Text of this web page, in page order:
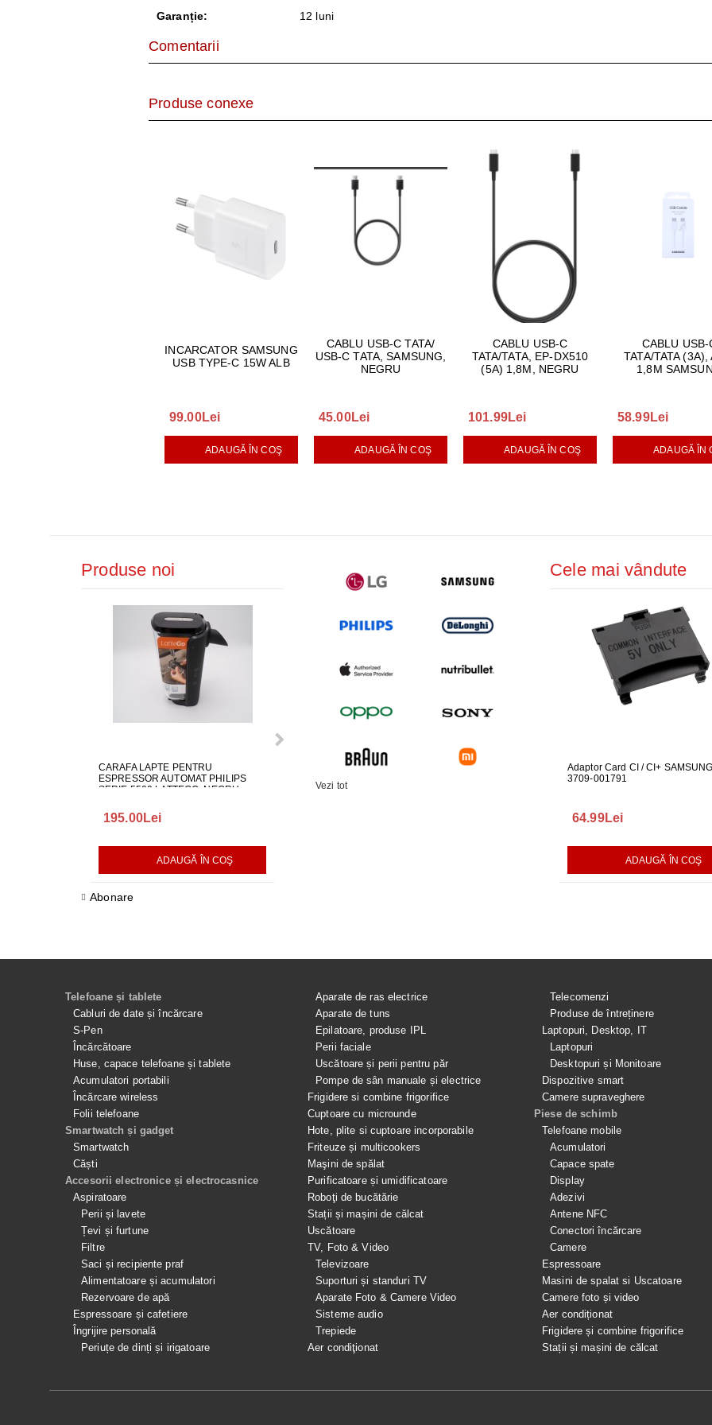
Garanție: 12 luni
Comentarii
Produse conexe
INCARCATOR SAMSUNG
USB TYPE-C 15W ALB
99.00Lei
ADAUGĂ ÎN COŞ
CABLU USB-C TATA/
USB-C TATA, SAMSUNG,
NEGRU
45.00Lei
ADAUGĂ ÎN COŞ
CABLU USB-C
TATA/TATA, EP-DX510
(5A) 1,8M, NEGRU
101.99Lei
ADAUGĂ ÎN COŞ
CABLU USB-
TATA/TATA (3A),
1,8M
58.99Lei
ADAUGĂ ÎN
Produse noi
CARAFA LAPTE PENTRU
ESPRESSOR AUTOMAT PHILIPS
SERIE 5500 LATTEGO, NEGRU,
195.00Lei
ADAUGĂ ÎN COŞ
ALIMENTATOR PENTRU MONITOR
CABLU ONE CONNECT PENTRU
TELEVIZOR SAMSUNG
FURTUN
Abonare
Vezi tot
Cele mai vândute
Adaptor Card CI / CI+
3709-001791
64.99Lei
ADAUGĂ ÎN COŞ
Telefoane și tablete
Cabluri de date și încărcare
S-Pen
Încărcătoare
Huse, capace telefoane și tablete
Acumulatori portabili
Încărcare wireless
Folii telefoane
Smartwatch și gadget
Smartwatch
Căști
Accesorii electronice și electrocasnice
Aspiratoare
Perii și lavete
Țevi și furtune
Filtre
Saci și recipiente praf
Alimentatoare și acumulatori
Rezervoare de apă
Espressoare și cafetiere
Îngrijire personală
Periuțe de dinți și irigatoare
Aparate de ras electrice
Aparate de tuns
Epilatoare, produse IPL
Perii faciale
Uscătoare și perii pentru păr
Pompe de sân manuale și electrice
Frigidere si combine frigorifice
Cuptoare cu microunde
Hote, plite si cuptoare incorporabile
Friteuze și multicookers
Maşini de spălat
Purificatoare și umidificatoare
Roboţi de bucătărie
Stații și mașini de călcat
Uscătoare
TV, Foto & Video
Televizoare
Suporturi și standuri TV
Aparate Foto & Camere Video
Sisteme audio
Trepiede
Aer condiţionat
Telecomenzi
Produse de întreținere
Laptopuri, Desktop, IT
Laptopuri
Desktopuri și Monitoare
Dispozitive smart
Camere supraveghere
Piese de schimb
Telefoane mobile
Acumulatori
Capace spate
Display
Adezivi
Antene NFC
Conectori încărcare
Camere
Espressoare
Masini de spalat si Uscatoare
Camere foto și video
Aer condiționat
Frigidere și combine frigorifice
Stații și mașini de călcat